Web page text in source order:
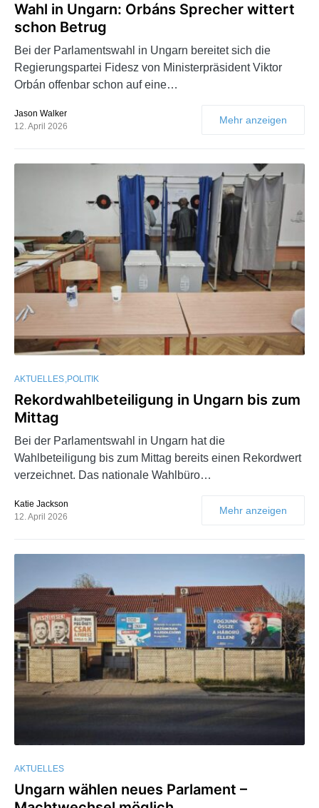
Wahl in Ungarn: Orbáns Sprecher wittert
schon Betrug
Bei der Parlamentswahl in Ungarn bereitet sich die
Regierungspartei Fidesz von Ministerpräsident Viktor
Orbán offenbar schon auf eine…
Jason Walker
12. April 2026
Mehr anzeigen
AKTUELLES POLITIK
Rekordwahlbeteiligung in Ungarn bis zum
Mittag
Bei der Parlamentswahl in Ungarn hat die
Wahlbeteiligung bis zum Mittag bereits einen Rekordwert
verzeichnet. Das nationale Wahlbüro…
Katie Jackson
12. April 2026
Mehr anzeigen
AKTUELLES
Ungarn wählen neues Parlament –